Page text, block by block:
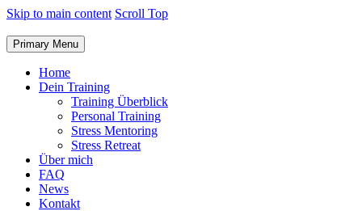
Skip to main content Scroll Top
Primary Menu
Home
Dein Training
Training Überblick
Personal Training
Stress Mentoring
Stress Retreat
Über mich
FAQ
News
Kontakt